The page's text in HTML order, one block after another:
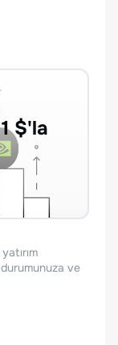
$'la
durumunuza ve